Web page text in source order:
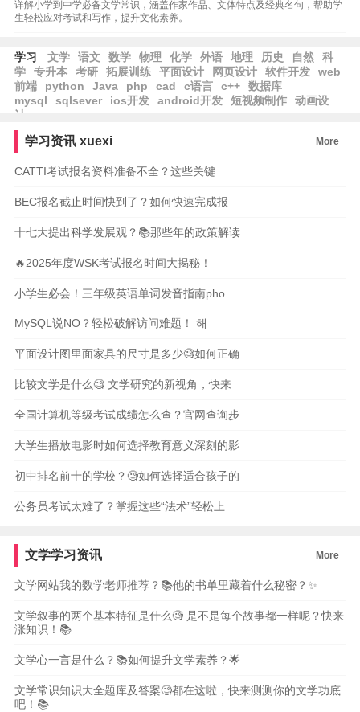
详解小学到中学必备文学常识，涵盖作家作品、文体特点及经典名句，帮助学
生轻松应对考试和写作，提升文化素养。
学习 文学 语文 数学 物理 化学 外语 地理 历史 自然
科
学
专升本 考研 拓展训练 平面设计 网页设计 软件开发
web
前端
python Java php cad c语言 c++
数据库
mysql
sqlsever ios开发 android开发 短视频制作
动画设
计
学习资讯 xuexi More
CATTI考试报名资料准备不全？这些关键
BEC报名截止时间快到了？如何快速完成报
十七大提出科学发展观？📚那些年的政策解读
🔥2025年度WSK考试报名时间大揭秘！
小学生必会！三年级英语单词发音指南pho
MySQL说NO？轻松破解访问难题！ 해
平面设计图里面家具的尺寸是多少🧐如何正确
比较文学是什么🧐 文学研究的新视角，快来
全国计算机等级考试成绩怎么查？官网查询步
大学生播放电影时如何选择教育意义深刻的影
初中排名前十的学校？🧐如何选择适合孩子的
公务员考试太难了？掌握这些“法术”轻松上
文学学习资讯 More
文学网站我的数学老师推荐？📚他的书单里藏着什么秘密？✨
文学叙事的两个基本特征是什么🧐 是不是每个故事都一样呢？快来
涨知识！📚
文学心一言是什么？📚如何提升文学素养？🌟
文学常识知识大全题库及答案🧐都在这啦，快来测测你的文学功底
吧！📚